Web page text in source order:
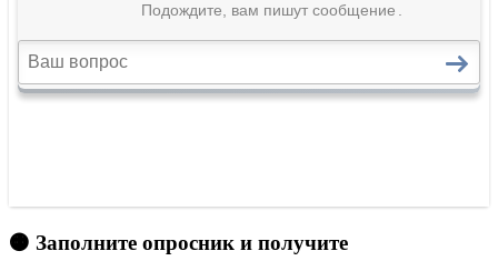
🟠 Заполните опросник и получите